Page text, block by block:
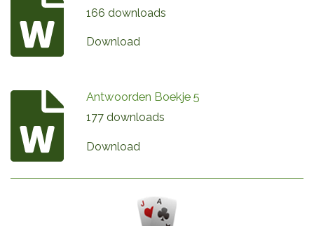
166 downloads
Download
Antwoorden Boekje 5
177 downloads
Download